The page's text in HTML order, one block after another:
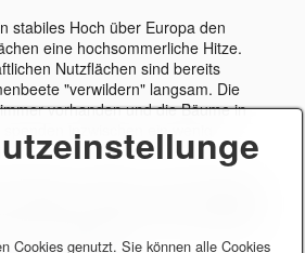
stabiles Hoch über Europa den
eine hochsommerliche Hitze.
Nutzflächen sind bereits
"verwildern" langsam. Die
vorhanden und die Bäume in
inzwischen ein wenig
wenigen Stunden auch. Dahingegen
veranstaltungen/
Cookies genutzt. Sie können alle Cookies